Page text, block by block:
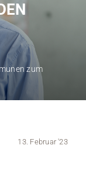
zum
13. Februar '23